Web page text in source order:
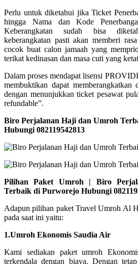
Perlu untuk diketahui jika Ticket
hingga Nama dan Kode
Keberangkatan sudah bisa
keberangkatan pasti akan memberi
cocok buat calon jamaah yang
terikat kedinasan dan masa cuti yang
Dalam proses mendapat lisensi
membuktikan dapat memberangkatkan
dengan menunjukkan ticket pesawat
refundable”.
Biro Perjalanan Haji dan Umroh
Hubungi 082119542813
Pilihan Paket Umroh | Biro
Terbaik di Purworejo Hubungi
Adapun pilihan paket Travel Umroh Al
pada saat ini yaitu:
1.Umroh Ekonomis Saudia Air
Kami sediakan paket umroh
terkendala dengan biaya. Dengan